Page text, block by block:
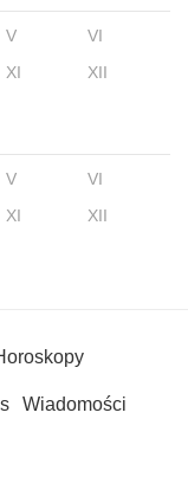
V
VI
XI XII
V
VI
XI XII
Wiadomości